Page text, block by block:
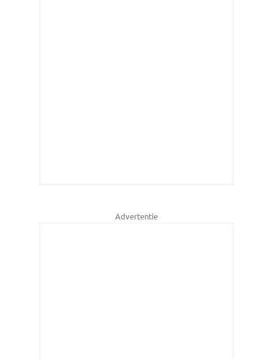
Advertentie